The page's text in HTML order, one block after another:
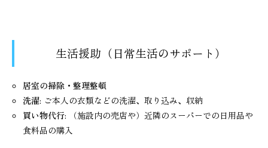
生活援助（日常生活のサポート）
居室の掃除・整理整頓
洗濯: ご本人の衣類などの洗濯、取り込み、収納
買い物代行: （施設内の売店や）近隣のスーパーでの日用品や
食料品の購入